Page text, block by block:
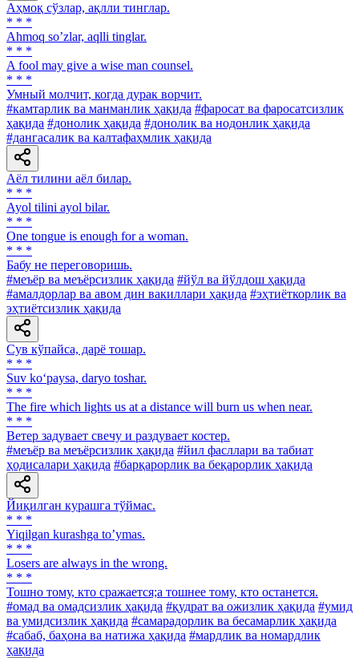
Аҳмоқ сўзлар, ақлли тинглар.
* * *
Аhmoq soʼzlar, aqlli tinglar.
* * *
A fool may give a wise man counsel.
* * *
Умный молчит, когда дурак ворчит.
#камтарлик ва манманлик ҳақида #фаросат ва фаросатсизлик
ҳақида #донолик ҳақида #донолик ва нодонлик ҳақида
#дангасалик ва калтафаҳмлик ҳақида
Аёл тилини аёл билар.
* * *
Ayol tilini ayol bilar.
* * *
One tongue is enough for a woman.
* * *
Бабу не переговоришь.
#меъёр ва меъёрсизлик ҳақида #йўл ва йўлдош ҳақида
#амалдорлар ва авом дин вакиллари ҳақида #эҳтиёткорлик ва
эҳтиётсизлик ҳақида
Сув кўпайса, дарё тошар.
* * *
Suv ko‘paysa, daryo toshar.
* * *
The fire which lights us at a distance will burn us when near.
* * *
Ветер задувает свечу и раздувает костер.
#меъёр ва меъёрсизлик ҳақида #йил фасллари ва табиат
ҳодисалари ҳақида #барқарорлик ва беқарорлик ҳақида
Йиқилган курашга тўймас.
* * *
Yiqilgan kurashga toʼymas.
* * *
Losers are always in the wrong.
* * *
Тошно тому, кто сражается;а тошнее тому, кто останется.
#омад ва омадсизлик ҳақида #қудрат ва ожизлик ҳақида #умид
ва умидсизлик ҳақида #самарадорлик ва бесамарлик ҳақида
#сабаб, баҳона ва натижа ҳақида #мардлик ва номардлик
ҳақида